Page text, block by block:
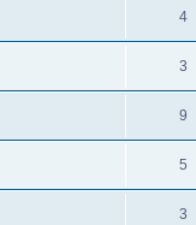
4
3
9
5
3